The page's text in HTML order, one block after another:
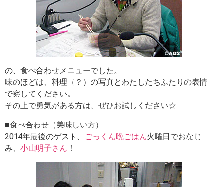
の、食べ合わせメニューでした。
味のほどは、料理（？）の写真とわたしたちふたりの表情
で察してください。
その上で勇気がある方は、ぜひお試しください☆
■食べ合わせ（美味しい方）
2014年最後のゲスト、
ごっくん晩ごはん火曜日でおなじ
み、 小山明子さん ！